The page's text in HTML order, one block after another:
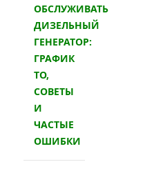
ОБСЛУЖИВАТЬ
ДИЗЕЛЬНЫЙ
ГЕНЕРАТОР:
ГРАФИК
ТО,
СОВЕТЫ
И
ЧАСТЫЕ
ОШИБКИ